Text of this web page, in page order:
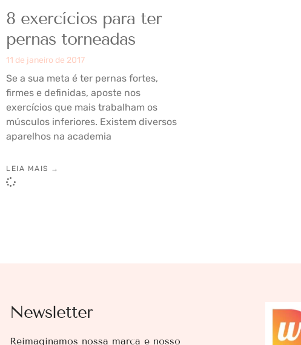
8 exercícios para ter
pernas torneadas
11 de janeiro de 2017
Se a sua meta é ter pernas fortes,
firmes e definidas, aposte nos
exercícios que mais trabalham os
músculos inferiores. Existem diversos
aparelhos na academia
LEIA MAIS →
Newsletter
Reimaginamos nossa marca e nosso